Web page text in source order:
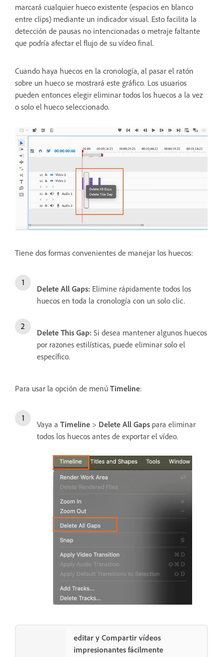
marcará cualquier hueco existente (espacios en blanco
entre clips) mediante un indicador visual. Esto facilita la
detección de pausas no intencionadas o metraje faltante
que podría afectar el flujo de su vídeo final.
Cuando haya huecos en la cronología, al pasar el ratón
sobre un hueco se mostrará este gráfico. Los usuarios
pueden entonces elegir eliminar todos los huecos a la vez
o solo el hueco seleccionado.
Tiene dos formas convenientes de manejar los huecos:
Delete All Gaps: Elimine rápidamente todos los
huecos en toda la cronología con un solo clic.
Delete This Gap: Si desea mantener algunos huecos
por razones estilísticas, puede eliminar solo el
específico.
Para usar la opción de menú Timeline:
Vaya a Timeline > Delete All Gaps para eliminar
todos los huecos antes de exportar el vídeo.
editar y Compartir vídeos
impresionantes fácilmente